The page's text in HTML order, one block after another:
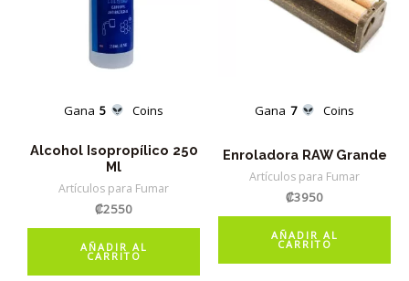
Gana 5 Coins
Alcohol Isopropílico 250
Ml
Artículos para Fumar
₡2550
AÑADIR AL
CARRITO
Gana 7 Coins
Enroladora RAW Grande
Artículos para Fumar
₡3950
AÑADIR AL
CARRITO